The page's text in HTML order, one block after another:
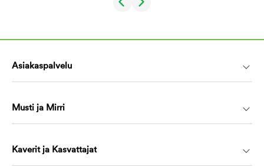
Asiakaspalvelu
Musti ja Mirri
Kaverit ja Kasvattajat